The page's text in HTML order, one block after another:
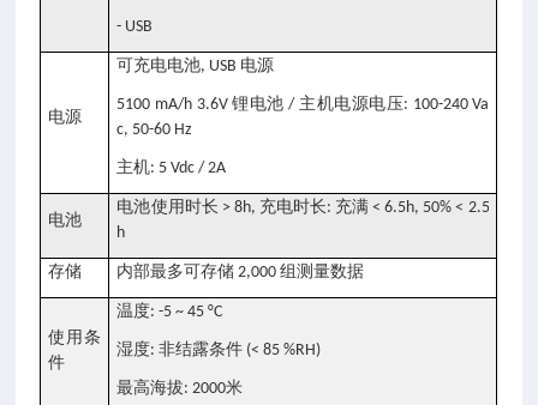
- USB
电源
可充电电池, USB 电源
5100 mA/h 3.6V锂电池 / 主机电源电压: 100-240 Va
c, 50-60 Hz
主机: 5 Vdc / 2A
电池
电池使用时长 > 8h, 充电时长: 充满 < 6.5h, 50% < 2.5
h
存储 内部最多可存储 2,000组测量数据
使用条
件
温度: -5 ~ 45 °C
湿度:非结露条件 (< 85 %RH)
最高海拔: 2000米